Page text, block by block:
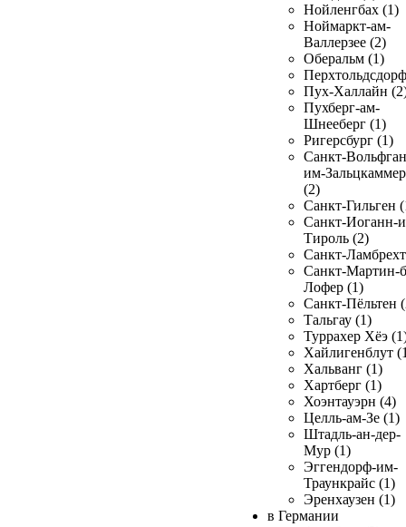
Нойленгбах (1)
Ноймаркт-ам-
Валлерзее (2)
Оберальм (1)
Пух-Халлайн
Пухберг-ам-
Шнееберг (1)
Ригерсбург (1)
Санкт-
им-
(2)
Санкт-Гильген
Санкт-Иоганн-
Тироль (2)
Санкт-
Санкт-Мартин-
Лофер (1)
Санкт-Пёльтен
Тальгау (1)
Туррахер Хёэ
Хайлигенблут
Хальванг (1)
Хартберг (1)
Хоэнтауэрн (4)
Целль-ам-Зе (1)
Штадль-ан-дер-
Мур (1)
Эггендорф-им-
Траункрайс (1)
Эренхаузен (1)
в Германии